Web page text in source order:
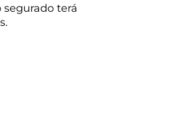
segurado terá